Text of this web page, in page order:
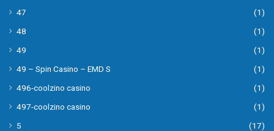
47
(1)
48
(1)
49
(1)
49 – Spin Casino – EMD S
(1)
496-coolzino casino
(1)
497-coolzino casino
(1)
5
(17)